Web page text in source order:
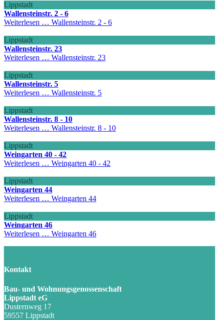
Lippstadt
Wallensteinstr. 2 - 6
Weiterlesen … Wallensteinstr. 2 - 6
Lippstadt
Wallensteinstr. 23
Weiterlesen … Wallensteinstr. 23
Lippstadt
Wallensteinstr. 5
Weiterlesen … Wallensteinstr. 5
Lippstadt
Wallensteinstr. 8 - 10
Weiterlesen … Wallensteinstr. 8 - 10
Lippstadt
Weingarten 40 - 42
Weiterlesen … Weingarten 40 - 42
Lippstadt
Weingarten 44
Weiterlesen … Weingarten 44
Lippstadt
Weingarten 46
Weiterlesen … Weingarten 46
Kontakt
Bau- und Wohnungsgenossenschaft
Lippstadt eG
Dusternweg 17
59557 Lippstadt